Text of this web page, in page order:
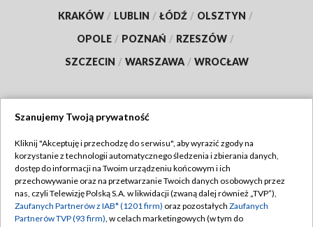
KRAKÓW / LUBLIN / ŁÓDŹ / OLSZTYN /
OPOLE / POZNAŃ / RZESZÓW /
SZCZECIN / WARSZAWA / WROCŁAW
TVP
Abonament TVP
Emisja w TVP
Regulamin TVP
Polityka prywatności
Szanujemy Twoją prywatność
Kliknij "Akceptuję i przechodzę do serwisu", aby wyrazić zgody na
korzystanie z technologii automatycznego śledzenia i zbierania danych,
dostęp do informacji na Twoim urządzeniu końcowym i ich
przechowywanie oraz na przetwarzanie Twoich danych osobowych przez
nas, czyli Telewizję Polską S.A. w likwidacji (zwaną dalej również „TVP”),
Zaufanych Partnerów z IAB* (1201 firm) oraz pozostałych Zaufanych
Partnerów TVP (93 firm), w celach marketingowych (w tym do